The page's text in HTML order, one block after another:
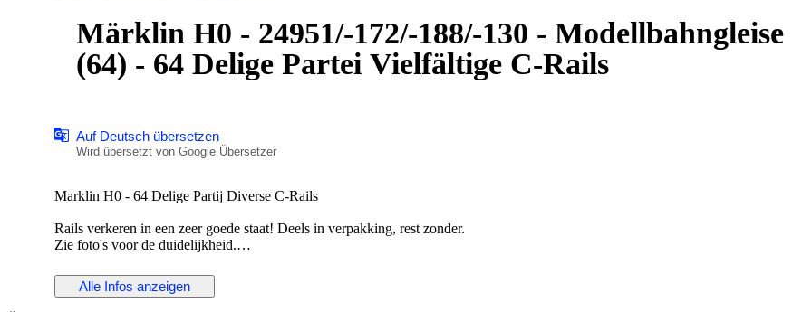
Märklin H0 - 24951/-172/-188/-130 - Modellbahngleise
(64) - 64 Delige Partei Vielfältige C-Rails
Auf Deutsch übersetzen
Wird übersetzt von Google Übersetzer
Marklin H0 - 64 Delige Partij Diverse C-Rails
Rails verkeren in een zeer goede staat! Deels in verpakking, rest zonder.
Zie foto's voor de duidelijkheid.
Kavel bevat:
- 24951 x 7
Alle Infos anzeigen